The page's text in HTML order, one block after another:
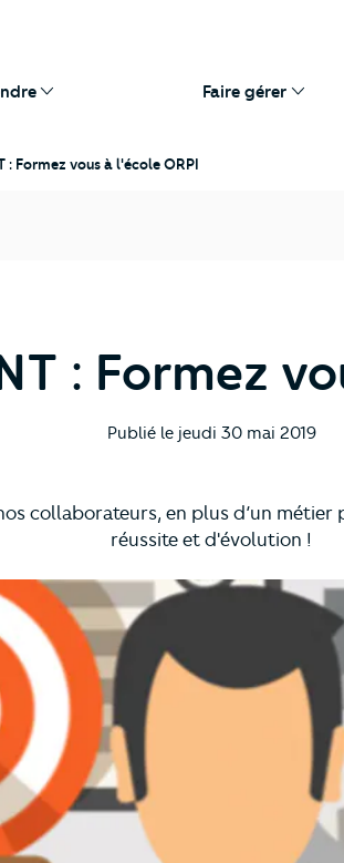
Faire gérer
: Formez vous à l'école ORPI
: Formez
Publié le jeudi 30 mai 2019
nos collaborateurs, en plus d’un
réussite et d'évolution !